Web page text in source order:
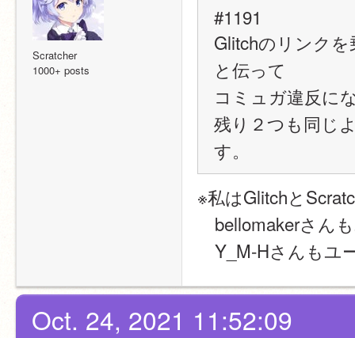
Scratcher
1000+ posts
#1191
Glitchのリンク
と伝って
コミュガ違反に
残り２つも同じ
す。
※私はGlitchと
bellomakerさん
Y_M-Hさんもユ
Oct. 24, 2021 11:52:09